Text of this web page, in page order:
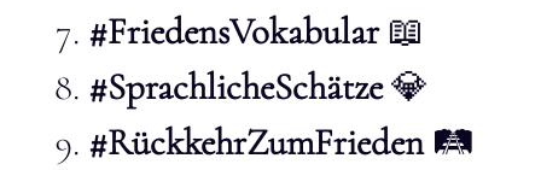
#FriedensVokabular📖
#SprachlicheSchätze💎
#RückkehrZumFrieden🛤️